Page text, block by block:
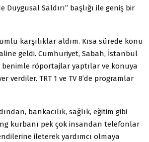
Duygusal Saldırı” başlığı ile geniş bir
karşılıklar aldım. Kısa sürede konu
geldi. Cumhuriyet, Sabah, İstanbul
benimle röportajlar yaptılar ve konuya
verdiler. TRT 1 ve TV 8’de programlar
bankacılık, sağlık, eğitim gibi
kurbanı pek çok insandan telefonlar
ileterek yardımcı olmaya